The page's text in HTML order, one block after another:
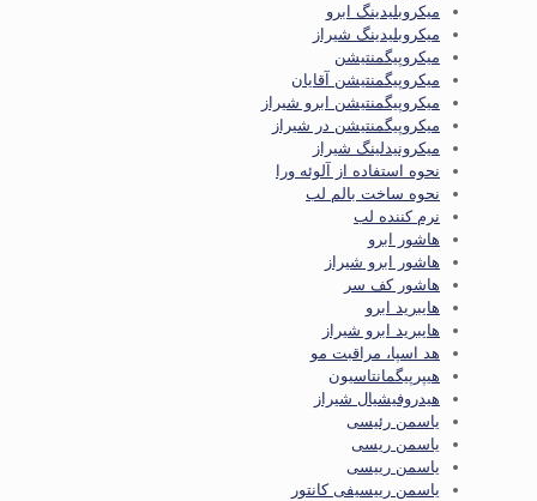
میکروبلیدینگ ابرو
میکروبلیدینگ شیراز
میکروپیگمنتیشن
میکروپیگمنتیشن آقایان
میکروپیگمنتیشن ابرو شیراز
میکروپیگمنتیشن در شیراز
میکرونیدلینگ شیراز
نحوه استفاده از آلوئه ورا
نحوه ساخت بالم لب
نرم کننده لب
هاشور ابرو
هاشور ابرو شیراز
هاشور کف سر
هایبرید ابرو
هایبرید ابرو شیراز
هد اسپا، مراقبت مو
هیپرپیگمانتاسیون
هیدروفیشیال شیراز
یاسمن رئیسی
یاسمن ریسی
یاسمن رییسی
یاسمن رییسیفی کانتور